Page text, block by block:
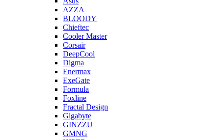
AZZA
BLOODY
Chieftec
Cooler Master
Corsair
DeepCool
Digma
Enermax
ExeGate
Formula
Foxline
Fractal Design
Gigabyte
GINZZU
GMNG